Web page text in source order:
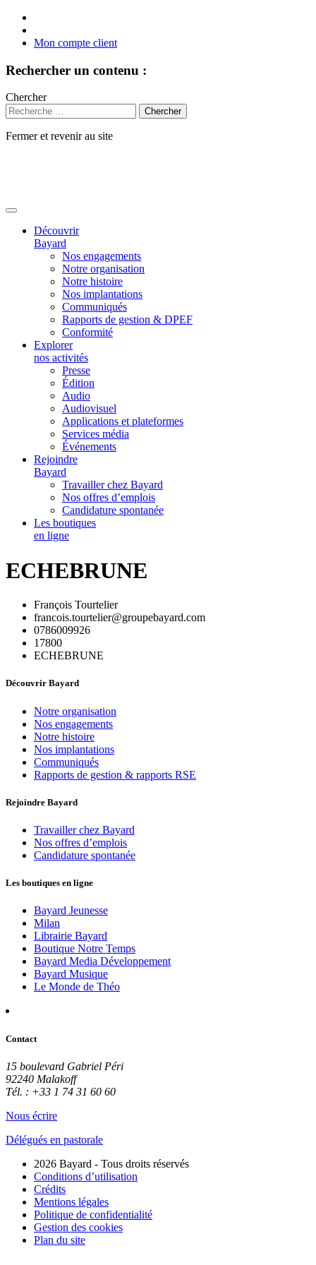
Mon compte client
Rechercher un contenu :
Chercher
Fermer et revenir au site
Découvrir
Bayard
Nos engagements
Notre organisation
Notre histoire
Nos implantations
Communiqués
Rapports de gestion & DPEF
Conformité
Explorer
nos activités
Presse
Édition
Audio
Audiovisuel
Applications et plateformes
Services média
Événements
Rejoindre
Bayard
Travailler chez Bayard
Nos offres d’emplois
Candidature spontanée
Les boutiques
en ligne
ECHEBRUNE
François Tourtelier
francois.tourtelier@groupebayard.com
0786009926
17800
ECHEBRUNE
Découvrir Bayard
Notre organisation
Nos engagements
Notre histoire
Nos implantations
Communiqués
Rapports de gestion & rapports RSE
Rejoindre Bayard
Travailler chez Bayard
Nos offres d’emplois
Candidature spontanée
Les boutiques en ligne
Bayard Jeunesse
Milan
Librairie Bayard
Boutique Notre Temps
Bayard Media Développement
Bayard Musique
Le Monde de Théo
Contact
15 boulevard Gabriel Péri
92240 Malakoff
Tél. : +33 1 74 31 60 60
Nous écrire
Délégués en pastorale
2026 Bayard - Tous droits réservés
Conditions d’utilisation
Crédits
Mentions légales
Politique de confidentialité
Gestion des cookies
Plan du site